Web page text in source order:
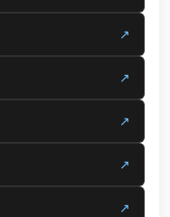
↗
↗
↗
↗
↗